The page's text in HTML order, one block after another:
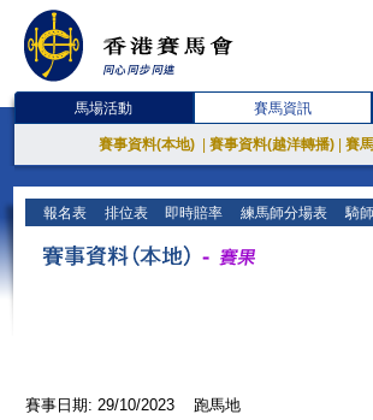
馬場活動 賽馬資訊
賽事資料(本地) 賽事資料(越洋轉播) 賽
報名表 排位表 即時賠率 練馬師分場表 騎
賽事日期: 29/10/2023 跑馬地